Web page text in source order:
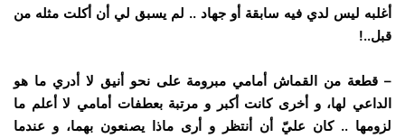
أغلبه ليس لدي فيه سابقة أو جهاد .. لم يسبق لي أن أكلت مثله من
قبل..!
– قطعة من القماش أمامي مبرومة على نحو أنيق لا أدري ما هو
الداعي لها، و أخرى كانت أكبر و مرتبة بعطفات أمامي لا أعلم ما
لزومها .. كان عليّ أن أنتظر و أرى ماذا يصنعون بهما، و عندما